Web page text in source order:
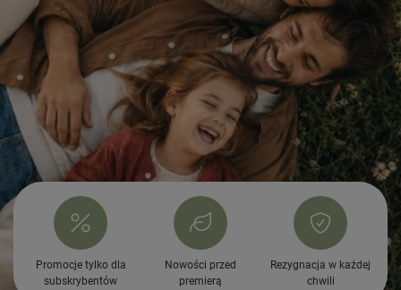
Promocje tylko dla
subskrybentów
Nowości przed
premierą
Rezygnacja w każdej
chwili